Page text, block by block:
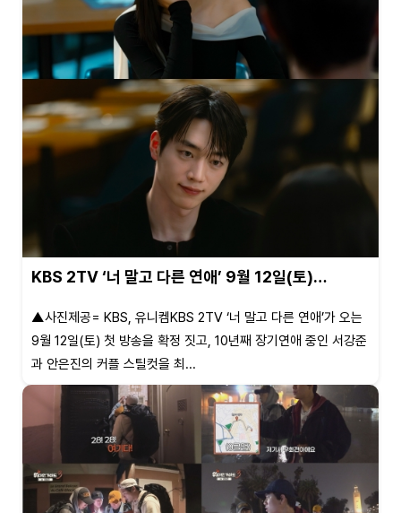
KBS 2TV ‘너 말고 다른 연애’ 9월 12일(토)…
▲사진제공= KBS, 유니켐KBS 2TV ‘너 말고 다른 연애’가 오는
9월 12일(토) 첫 방송을 확정 짓고, 10년째 장기연애 중인 서강준
과 안은진의 커플 스틸컷을 최...